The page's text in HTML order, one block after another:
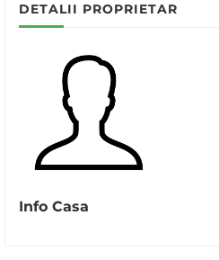
DETALII PROPRIETAR
Info Casa